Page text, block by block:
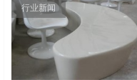
行业新闻